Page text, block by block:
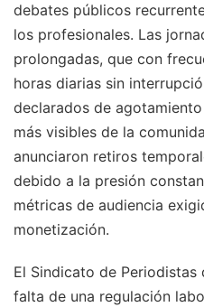
debates públicos
los profesionales. Las
prolongadas, que con
horas diarias sin
declarados de
más visibles de la
anunciaron retiros
debido a la presión
métricas de audiencia
monetización.
El Sindicato de
falta de una regulación